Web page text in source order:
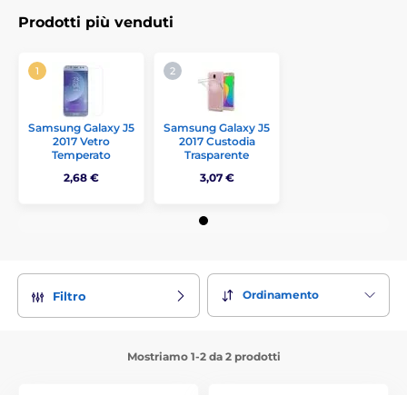
Prodotti più venduti
Samsung Galaxy J5
2017 Vetro
Temperato
2,68 €
Samsung Galaxy J5
2017 Custodia
Trasparente
3,07 €
Filtro Ordinamento
Mostriamo 1-2 da 2 prodotti